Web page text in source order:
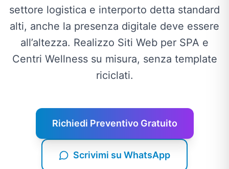
settore logistica e interporto detta standard
alti, anche la presenza digitale deve essere
all’altezza. Realizzo Siti Web per SPA e
Centri Wellness su misura, senza template
riciclati.
Richiedi Preventivo Gratuito
Scrivimi su WhatsApp